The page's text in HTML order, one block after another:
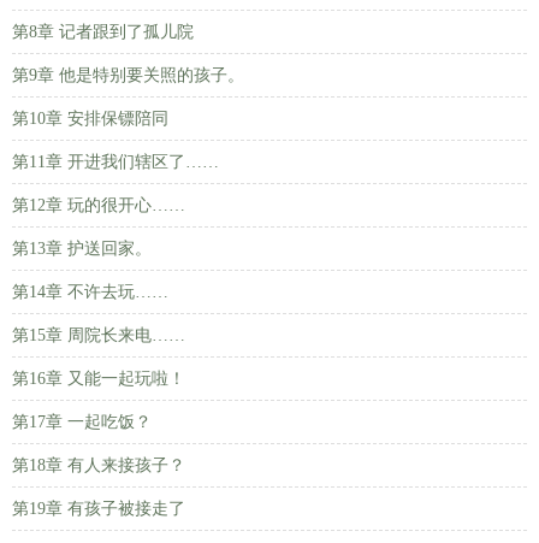
第8章 记者跟到了孤儿院
第9章 他是特别要关照的孩子。
第10章 安排保镖陪同
第11章 开进我们辖区了……
第12章 玩的很开心……
第13章 护送回家。
第14章 不许去玩……
第15章 周院长来电……
第16章 又能一起玩啦！
第17章 一起吃饭？
第18章 有人来接孩子？
第19章 有孩子被接走了